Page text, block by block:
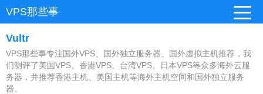
VPS那些事
Vultr
VPS那些事专注国外VPS、国外独立服务器、国外虚拟主机推荐，我
们测评了美国VPS、香港VPS、台湾VPS、日本VPS等众多海外云服
务器，并推荐香港主机、美国主机等海外主机空间和国外独立服务
器。